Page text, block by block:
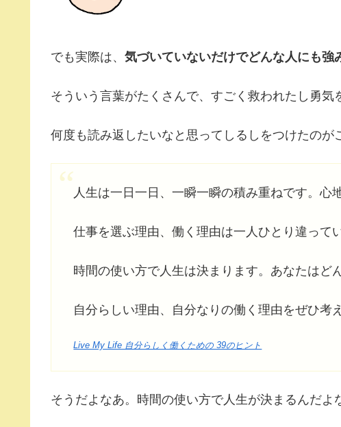
でも実際は、 気づいていないだけでどんな人にも強
そういう言葉がたくさんで、すごく救われたし勇気
何度も読み返したいなと思ってしるしをつけたのが
人生は一日一日、一瞬一瞬の積み重ねです。心
仕事を選ぶ理由、働く理由は一人ひとり違って
時間の使い方で人生は決まります。あなたはど
自分らしい理由、自分なりの働く理由をぜひ考
Live My Life 自分らしく働くための 39のヒント
そうだよなあ。時間の使い方で人生が決まるんだよ